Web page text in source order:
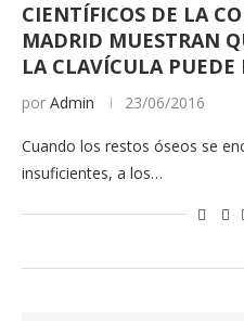
CIENTÍFICOS DE LA
MADRID MUESTRAN
LA CLAVÍCULA PUEDE
por Admin 23/06/2016
Cuando los restos óseos se
insuficientes, a los…